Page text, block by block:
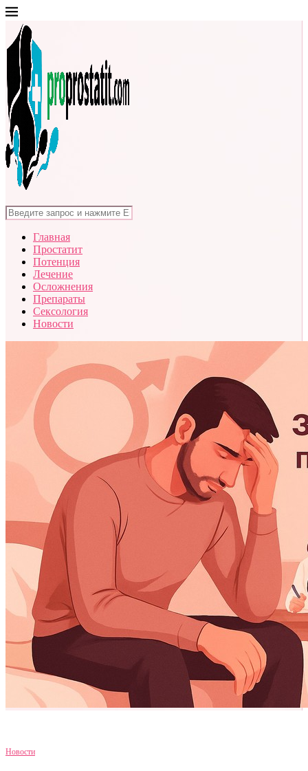
Главная
Простатит
Потенция
Лечение
Осложнения
Препараты
Сексология
Новости
Новости